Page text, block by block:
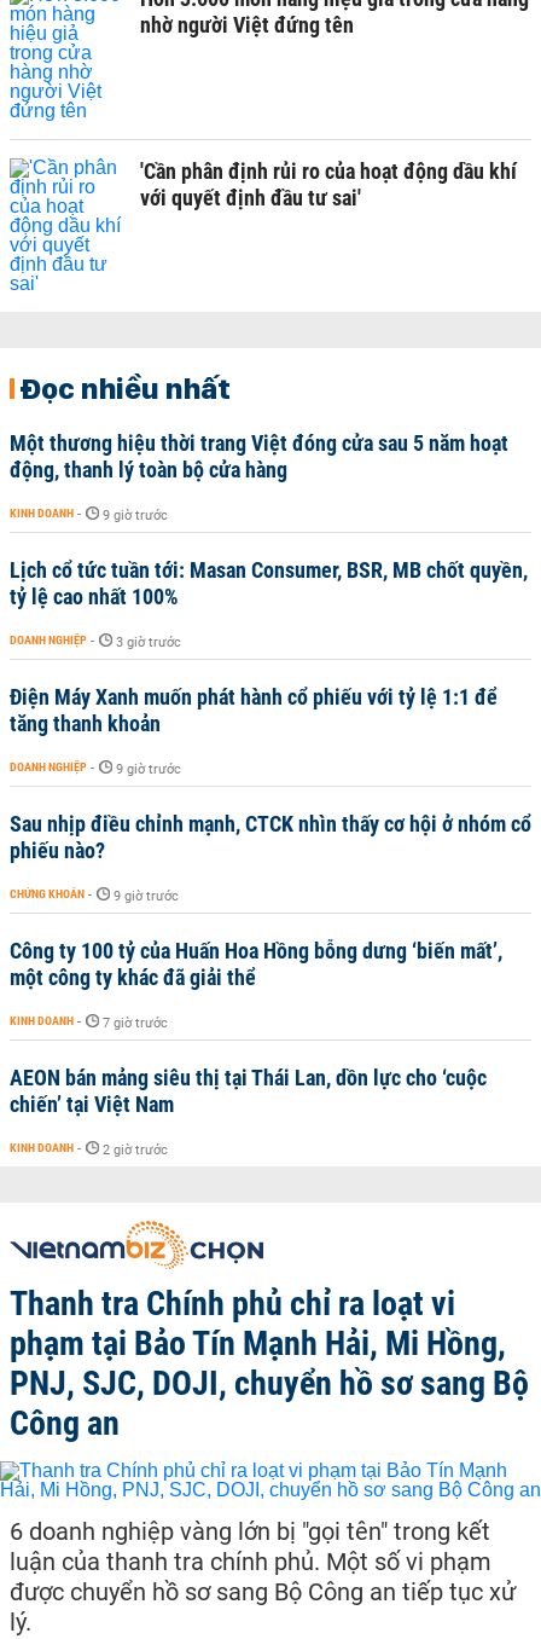
nhờ người Việt đứng tên
'Cần phân định rủi ro của hoạt động dầu khí
với quyết định đầu tư sai'
Đọc nhiều nhất
Một thương hiệu thời trang Việt đóng cửa sau 5 năm hoạt
động, thanh lý toàn bộ cửa hàng
KINH DOANH - 9 giờ trước
Lịch cổ tức tuần tới: Masan Consumer, BSR, MB chốt quyền,
tỷ lệ cao nhất 100%
DOANH NGHIỆP - 3 giờ trước
Điện Máy Xanh muốn phát hành cổ phiếu với tỷ lệ 1:1 để
tăng thanh khoản
DOANH NGHIỆP - 9 giờ trước
Sau nhịp điều chỉnh mạnh, CTCK nhìn thấy cơ hội ở nhóm cổ
phiếu nào?
CHỨNG KHOÁN - 9 giờ trước
Công ty 100 tỷ của Huấn Hoa Hồng bỗng dưng ‘biến mất’,
một công ty khác đã giải thể
KINH DOANH - 7 giờ trước
AEON bán mảng siêu thị tại Thái Lan, dồn lực cho ‘cuộc
chiến’ tại Việt Nam
KINH DOANH - 2 giờ trước
Thanh tra Chính phủ chỉ ra loạt vi
phạm tại Bảo Tín Mạnh Hải, Mi Hồng,
PNJ, SJC, DOJI, chuyển hồ sơ sang Bộ
Công an
6 doanh nghiệp vàng lớn bị "gọi tên" trong kết
luận của thanh tra chính phủ. Một số vi phạm
được chuyển hồ sơ sang Bộ Công an tiếp tục xử
lý.